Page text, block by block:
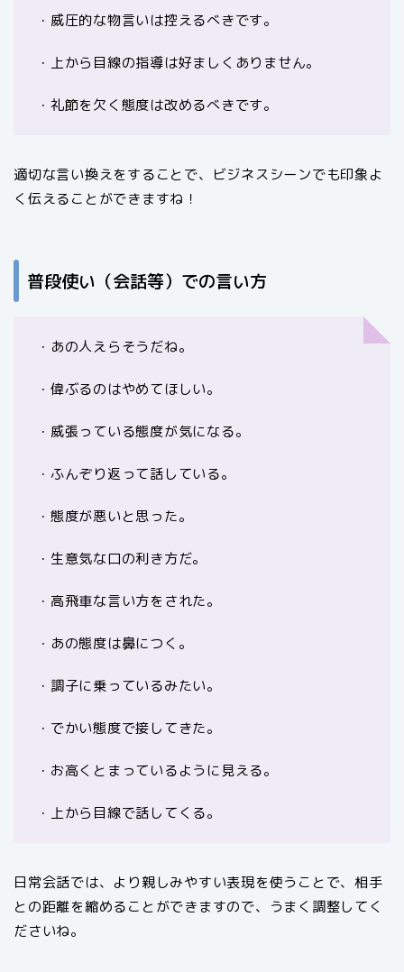
・威圧的な物言いは控えるべきです。
・上から目線の指導は好ましくありません。
・礼節を欠く態度は改めるべきです。
適切な言い換えをすることで、ビジネスシーンでも印象よ
く伝えることができますね！
普段使い（会話等）での言い方
・あの人えらそうだね。
・偉ぶるのはやめてほしい。
・威張っている態度が気になる。
・ふんぞり返って話している。
・態度が悪いと思った。
・生意気な口の利き方だ。
・高飛車な言い方をされた。
・あの態度は鼻につく。
・調子に乗っているみたい。
・でかい態度で接してきた。
・お高くとまっているように見える。
・上から目線で話してくる。
日常会話では、より親しみやすい表現を使うことで、相手
との距離を縮めることができますので、うまく調整してく
ださいね。